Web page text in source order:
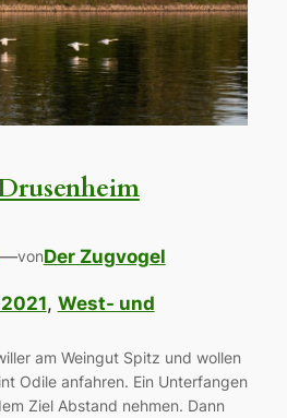
—vonDer Zugvogel
, West- und
am Weingut Spitz und wollen
Odile anfahren. Ein Unterfangen
Ziel Abstand nehmen. Dann